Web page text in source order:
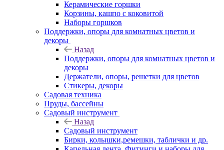
Керамические горшки
Корзины, кашпо с коковитой
Наборы горшков
Поддержки, опоры для комнатных цветов и
декоры
Назад
Поддержки, опоры для комнатных цветов и
декоры
Держатели, опоры, решетки для цветов
Стикеры, декоры
Садовая техника
Пруды, бассейны
Садовый инструмент
Назад
Садовый инструмент
Бирки, колышки,ремешки, таблички и др.